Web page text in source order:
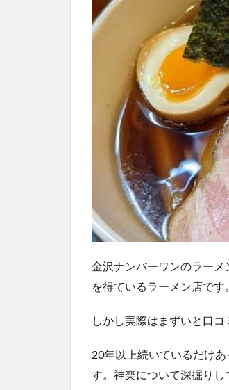
金沢ナンバーワンのラー
を得ているラーメン店で
しかし実際はまずいと口
20年以上続いているだけ
す。神楽について深掘りし